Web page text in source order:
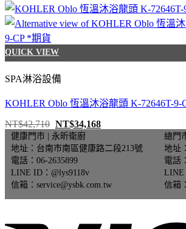
格：
NT$20,530。
格：
NT$16,424。
QUICK VIEW
SPA淋浴設備
KOHLER Oblo 恆溫沐浴龍頭 K-72646T-9-
NT$42,710 原
始
價
格：
NT$42,710。
NT$34,168目
價
格：
健康門市 | 永昕衛廚
地址：台南市南區健康路二段213號
電話：06-2635899
LINE ID：@lys9118v
信箱：service@ysbk.com.tw
總門
地址
電話
LINE
信箱